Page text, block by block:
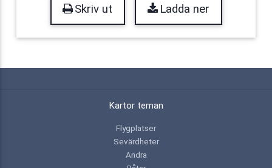
Skriv ut Ladda ner
Kartor teman
Flygplatser
Sevärdheter
Andra